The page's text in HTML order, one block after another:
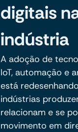
digitais
indústria
A adoção de
IoT, automação e
está
indústrias
relacionam e se
movimento em